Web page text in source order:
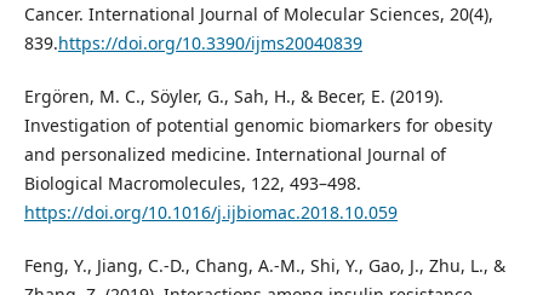
Cancer. International Journal of Molecular Sciences, 20(4),
839.https://doi.org/10.3390/ijms20040839
Ergören, M. C., Söyler, G., Sah, H., & Becer, E. (2019).
Investigation of potential genomic biomarkers for obesity
and personalized medicine. International Journal of
Biological Macromolecules, 122, 493–498.
https://doi.org/10.1016/j.ijbiomac.2018.10.059
Feng, Y., Jiang, C.-D., Chang, A.-M., Shi, Y., Gao, J., Zhu, L., &